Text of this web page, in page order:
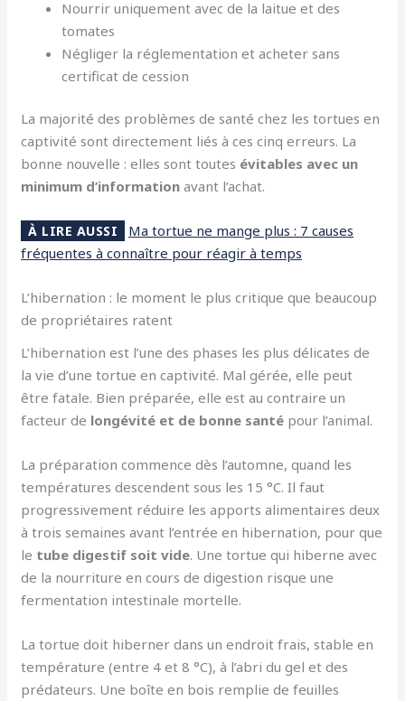
Nourrir uniquement avec de la laitue et des
tomates
Négliger la réglementation et acheter sans
certificat de cession
La majorité des problèmes de santé chez les tortues en
captivité sont directement liés à ces cinq erreurs. La
bonne nouvelle : elles sont toutes évitables avec un
minimum d’information avant l’achat.
À LIRE AUSSI
Ma tortue ne mange plus : 7 causes
fréquentes à connaître pour réagir à temps
L’hibernation : le moment le plus critique que beaucoup
de propriétaires ratent
L’hibernation est l’une des phases les plus délicates de
la vie d’une tortue en captivité. Mal gérée, elle peut
être fatale. Bien préparée, elle est au contraire un
facteur de longévité et de bonne santé pour l’animal.
La préparation commence dès l’automne, quand les
températures descendent sous les 15 °C. Il faut
progressivement réduire les apports alimentaires deux
à trois semaines avant l’entrée en hibernation, pour que
le tube digestif soit vide. Une tortue qui hiberne avec
de la nourriture en cours de digestion risque une
fermentation intestinale mortelle.
La tortue doit hiberner dans un endroit frais, stable en
température (entre 4 et 8 °C), à l’abri du gel et des
prédateurs. Une boîte en bois remplie de feuilles